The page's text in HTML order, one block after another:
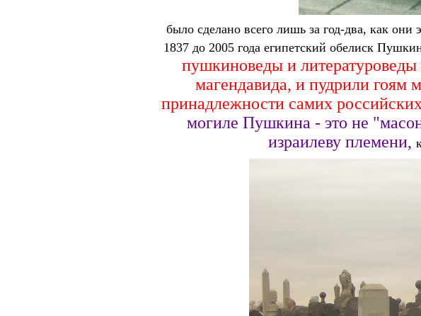
было сделано всего лишь за год-два, как они
1837 до 2005 года египетский обелиск
пушкиноведы и
магендавида, и пудрили гоям
принадлежности самих
могиле Пушкина - это не
израилеву племени,